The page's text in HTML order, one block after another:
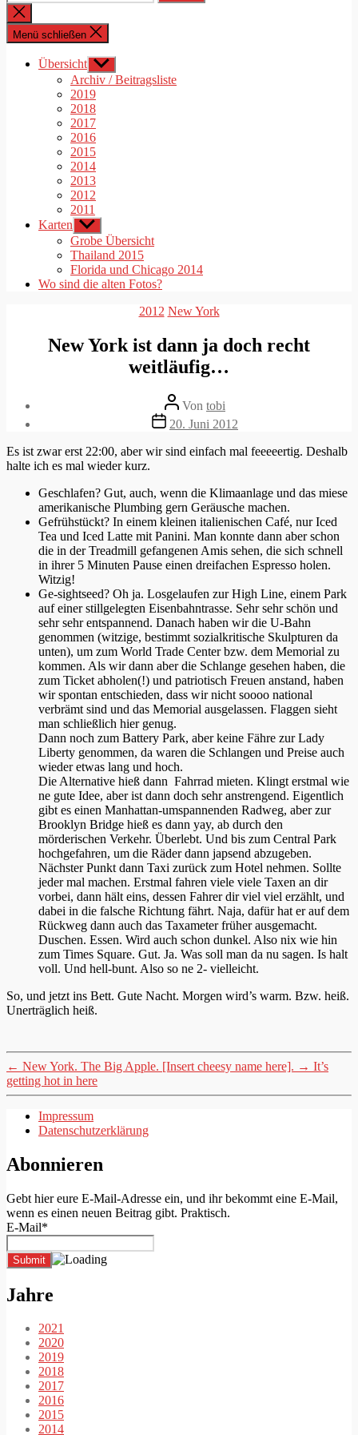
nach:
Suche
schließen
Menü schließen
Übersicht Untermenü
anzeigen
Archiv / Beitragsliste
2019
2018
2017
2016
2015
2014
2013
2012
2011
Karten Untermenü
anzeigen
Grobe Übersicht
Thailand 2015
Florida und Chicago 2014
Wo sind die alten Fotos?
Kategorien
2012 New York
New York ist dann ja doch recht
weitläufig…
Beitragsautor
Von tobi
Veröffentlichungsdatum
20. Juni 2012
Es ist zwar erst 22:00, aber wir sind einfach mal feeeeertig. Deshalb
halte ich es mal wieder kurz.
Geschlafen? Gut, auch, wenn die Klimaanlage und das miese
amerikanische Plumbing gern Geräusche machen.
Gefrühstückt? In einem kleinen italienischen Café, nur Iced
Tea und Iced Latte mit Panini. Man konnte dann aber schon
die in der Treadmill gefangenen Amis sehen, die sich schnell
in ihrer 5 Minuten Pause einen dreifachen Espresso holen.
Witzig!
Ge-sightseed? Oh ja. Losgelaufen zur High Line, einem Park
auf einer stillgelegten Eisenbahntrasse. Sehr sehr schön und
sehr sehr entspannend. Danach haben wir die U-Bahn
genommen (witzige, bestimmt sozialkritische Skulpturen da
unten), um zum World Trade Center bzw. dem Memorial zu
kommen. Als wir dann aber die Schlange gesehen haben, die
zum Ticket abholen(!) und patriotisch Freuen anstand, haben
wir spontan entschieden, dass wir nicht soooo national
verbrämt sind und das Memorial ausgelassen. Flaggen sieht
man schließlich hier genug.
Dann noch zum Battery Park, aber keine Fähre zur Lady
Liberty genommen, da waren die Schlangen und Preise auch
wieder etwas lang und hoch.
Die Alternative hieß dann Fahrrad mieten. Klingt erstmal wie
ne gute Idee, aber ist dann doch sehr anstrengend. Eigentlich
gibt es einen Manhattan-umspannenden Radweg, aber zur
Brooklyn Bridge hieß es dann yay, ab durch den
mörderischen Verkehr. Überlebt. Und bis zum Central Park
hochgefahren, um die Räder dann japsend abzugeben.
Nächster Punkt dann Taxi zurück zum Hotel nehmen. Sollte
jeder mal machen. Erstmal fahren viele viele Taxen an dir
vorbei, dann hält eins, dessen Fahrer dir viel viel erzählt, und
dabei in die falsche Richtung fährt. Naja, dafür hat er auf dem
Rückweg dann auch das Taxameter früher ausgemacht.
Duschen. Essen. Wird auch schon dunkel. Also nix wie hin
zum Times Square. Gut. Ja. Was soll man da nu sagen. Is halt
voll. Und hell-bunt. Also so ne 2- vielleicht.
So, und jetzt ins Bett. Gute Nacht. Morgen wird’s warm. Bzw. heiß.
Unerträglich heiß.
← New York. The Big Apple. [Insert cheesy name here]. → It’s
getting hot in here
Impressum
Datenschutzerklärung
Abonnieren
Gebt hier eure E-Mail-Adresse ein, und ihr bekommt eine E-Mail,
wenn es einen neuen Beitrag gibt. Praktisch.
E-Mail*
Jahre
2021
2020
2019
2018
2017
2016
2015
2014